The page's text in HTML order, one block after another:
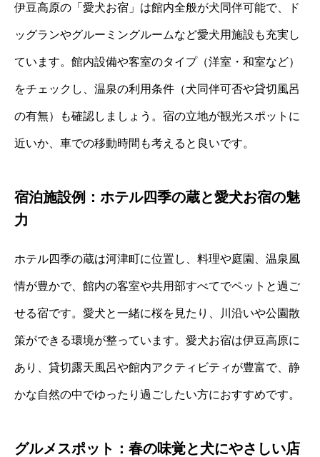
伊豆高原の「愛犬お宿」は館内全般が犬同伴可能で、ド
ッグランやグルーミングルームなど愛犬用施設も充実し
ています。館内設備や客室のタイプ（洋室・和室など）
をチェックし、温泉の利用条件（犬同伴可否や貸切風呂
の有無）も確認しましょう。宿の立地が観光スポットに
近いか、車での移動時間も考えると良いです。
宿泊施設例：ホテル四季の蔵と愛犬お宿の魅
力
ホテル四季の蔵は河津町に位置し、料理や庭園、温泉風
情が豊かで、館内の客室や共用部すべてでペットと過ご
せる宿です。愛犬と一緒に桜を見たり、川沿いや公園散
策ができる環境が整っています。愛犬お宿は伊豆高原に
あり、貸切露天風呂や館内アクティビティが豊富で、静
かな自然の中でゆったり過ごしたい方におすすめです。
グルメスポット：春の味覚と犬にやさしい店